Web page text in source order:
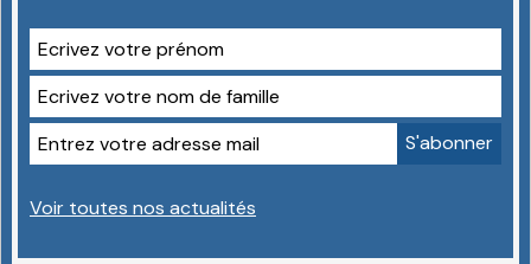
Voir toutes nos actualités